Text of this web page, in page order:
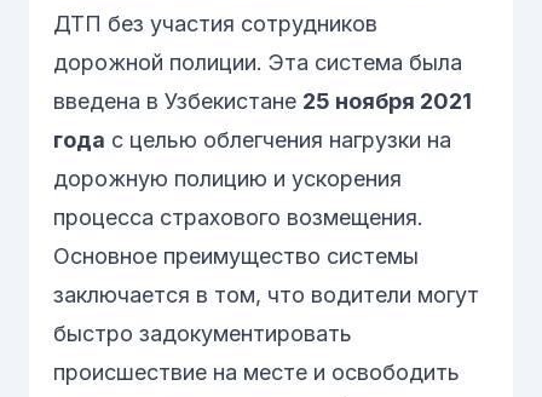
ДТП без участия сотрудников
дорожной полиции. Эта система была
введена в Узбекистане 25 ноября 2021
года с целью облегчения нагрузки на
дорожную полицию и ускорения
процесса страхового возмещения.
Основное преимущество системы
заключается в том, что водители могут
быстро задокументировать
происшествие на месте и освободить